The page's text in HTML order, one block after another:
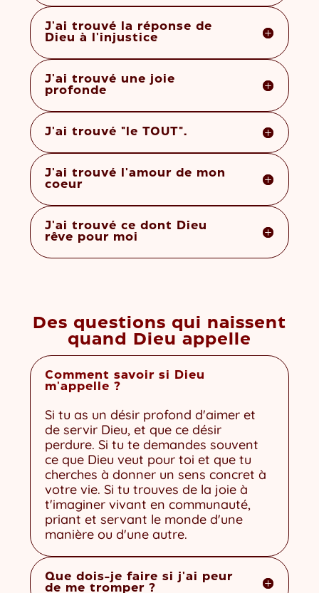
J'ai trouvé la réponse de
Dieu à l'injustice
J'ai trouvé une joie
profonde
J'ai trouvé "le TOUT".
J'ai trouvé l'amour de mon
coeur
J'ai trouvé ce dont Dieu
rêve pour moi
Des questions qui naissent
quand Dieu appelle
Comment savoir si Dieu
m'appelle ?
Si tu as un désir profond d'aimer et
de servir Dieu, et que ce désir
perdure. Si tu te demandes souvent
ce que Dieu veut pour toi et que tu
cherches à donner un sens concret à
votre vie. Si tu trouves de la joie à
t'imaginer vivant en communauté,
priant et servant le monde d'une
manière ou d'une autre.
Que dois-je faire si j'ai peur
de me tromper ?